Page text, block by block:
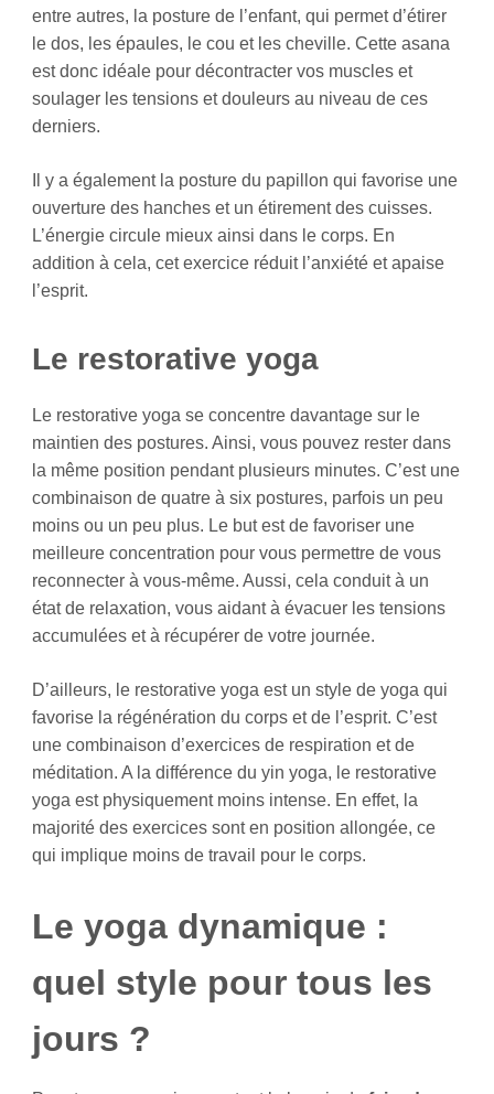
entre autres, la posture de l’enfant, qui permet d’étirer
le dos, les épaules, le cou et les cheville. Cette asana
est donc idéale pour décontracter vos muscles et
soulager les tensions et douleurs au niveau de ces
derniers.
Il y a également la posture du papillon qui favorise une
ouverture des hanches et un étirement des cuisses.
L’énergie circule mieux ainsi dans le corps. En
addition à cela, cet exercice réduit l’anxiété et apaise
l’esprit.
Le restorative yoga
Le restorative yoga se concentre davantage sur le
maintien des postures. Ainsi, vous pouvez rester dans
la même position pendant plusieurs minutes. C’est une
combinaison de quatre à six postures, parfois un peu
moins ou un peu plus. Le but est de favoriser une
meilleure concentration pour vous permettre de vous
reconnecter à vous-même. Aussi, cela conduit à un
état de relaxation, vous aidant à évacuer les tensions
accumulées et à récupérer de votre journée.
D’ailleurs, le restorative yoga est un style de yoga qui
favorise la régénération du corps et de l’esprit. C’est
une combinaison d’exercices de respiration et de
méditation. A la différence du yin yoga, le restorative
yoga est physiquement moins intense. En effet, la
majorité des exercices sont en position allongée, ce
qui implique moins de travail pour le corps.
Le yoga dynamique :
quel style pour tous les
jours ?